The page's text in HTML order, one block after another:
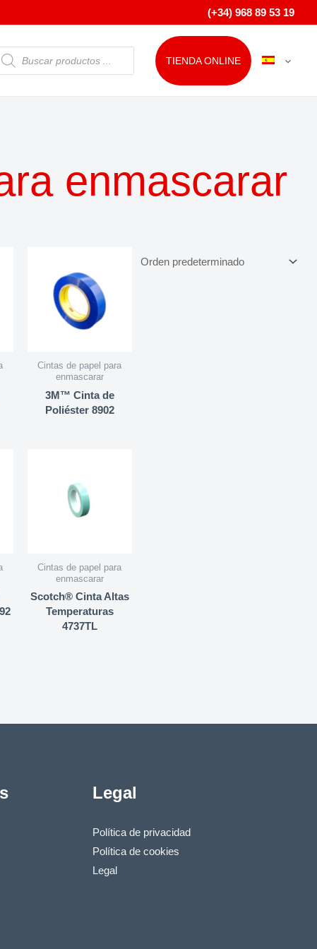
(+34) 968 89 53 19
TIENDA ONLINE
enmascarar
Cintas de papel para
enmascarar
3M™ Cinta de
Poliéster 8902
Cintas de papel para
enmascarar
Scotch® Cinta Altas
Temperaturas
4737TL
Legal
Política de privacidad
Política de cookies
Legal